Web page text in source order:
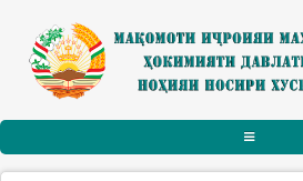
Skip to main content
АСОСӢ